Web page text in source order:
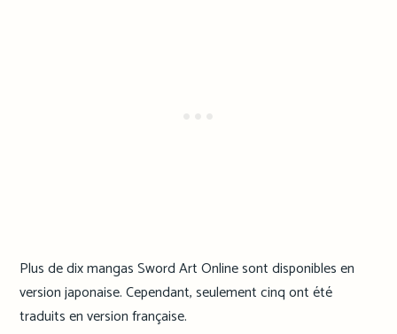
Plus de dix mangas Sword Art Online sont disponibles en
version japonaise. Cependant, seulement cinq ont été
traduits en version française.